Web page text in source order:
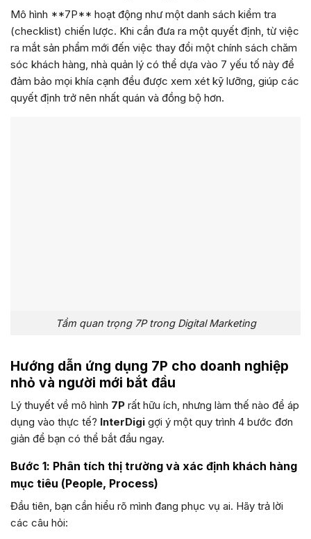
Mô hình **7P** hoạt động như một danh sách kiểm tra
(checklist) chiến lược. Khi cần đưa ra một quyết định, từ việc
ra mắt sản phẩm mới đến việc thay đổi một chính sách chăm
sóc khách hàng, nhà quản lý có thể dựa vào 7 yếu tố này để
đảm bảo mọi khía cạnh đều được xem xét kỹ lưỡng, giúp các
quyết định trở nên nhất quán và đồng bộ hơn.
Tầm quan trọng 7P trong Digital Marketing
Hướng dẫn ứng dụng 7P cho doanh nghiệp
nhỏ và người mới bắt đầu
Lý thuyết về mô hình 7P rất hữu ích, nhưng làm thế nào để áp
dụng vào thực tế? InterDigi gợi ý một quy trình 4 bước đơn
giản để bạn có thể bắt đầu ngay.
Bước 1: Phân tích thị trường và xác định khách hàng
mục tiêu (People, Process)
Đầu tiên, bạn cần hiểu rõ mình đang phục vụ ai. Hãy trả lời
các câu hỏi: